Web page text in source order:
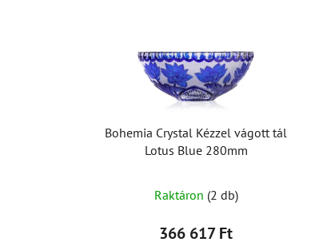
Bohemia Crystal Kézzel vágott tál
Lotus Blue 280mm
Raktáron (2 db)
366 617 Ft